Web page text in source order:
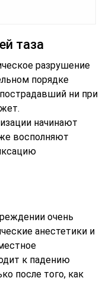
таза
разрушение
порядке
ни при
начинают
восполняют
очень
анестетики и
к падению
после того, как